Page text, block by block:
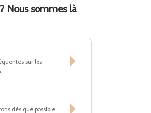
Nous sommes là
sur les
dès que possible,